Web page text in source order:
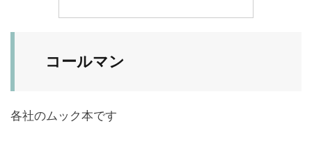
コールマン
各社のムック本です